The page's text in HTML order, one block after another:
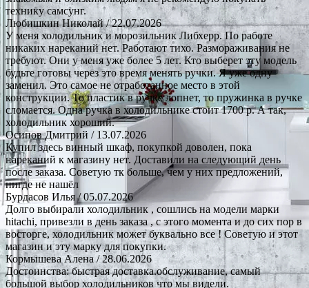
технику самсунг.
Любишкин Николай/ 22.07.2026
У меня холодильник и морозильник Либхерр. По работе
никаких нареканий нет. Работают тихо. Размораживания не
требуют. Они у меня уже более 5 лет. Кто выберет эту модель
будьте готовы через это время менять ручки. Я уже одну
заменил. Это самое не отработанное место в этой
конструкции. То пластик в ручке лопнет, то пружинка в ручке
сломается. Одна ручка в холодильнике стоит 1700 р. А так,
холодильник хороший.
Осипов Дмитрий / 13.07.2026
Купил здесь винный шкаф, покупкой доволен, пока
нареканий к магазину нет. Доставили на следующий день
после заказа. Советую тк больше, чем у них предложений,
нигде не нашёл
Бурдасов Илья/ 05.07.2026
Долго выбирали холодильник , сошлись на модели марки
hitachi, привезли в день заказа , с этого момента и до сих пор в
восторге, холодильник может буквально все ! Советую и этот
магазин и эту марку для покупки.
Кормышева Алена/ 28.06.2026
Достоинства: быстрая доставка.обслуживание, самый
большой выбор холодильников что мы видели.